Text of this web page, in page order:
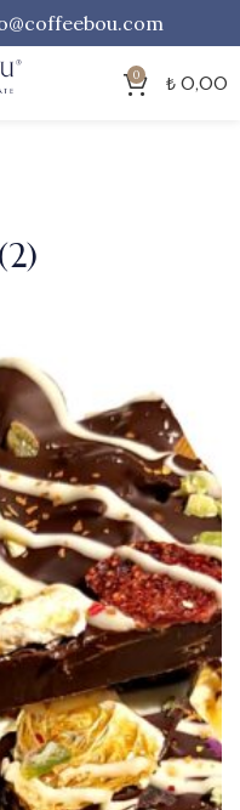
0 ₺ 0,00